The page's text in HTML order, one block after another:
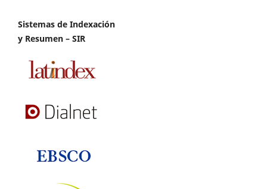
Sistemas de Indexación
y Resumen – SIR